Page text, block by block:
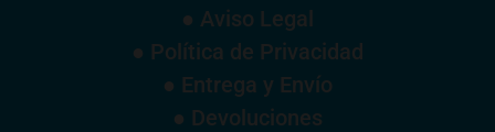
● Aviso Legal
● Política de Privacidad
● Entrega y Envío
● Devoluciones